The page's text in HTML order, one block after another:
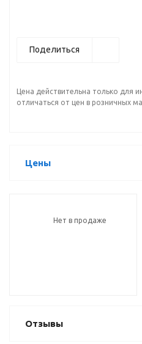
Поделиться
Цена действительна только для
отличаться от цен в розничных
Цены
Нет в продаже
Отзывы